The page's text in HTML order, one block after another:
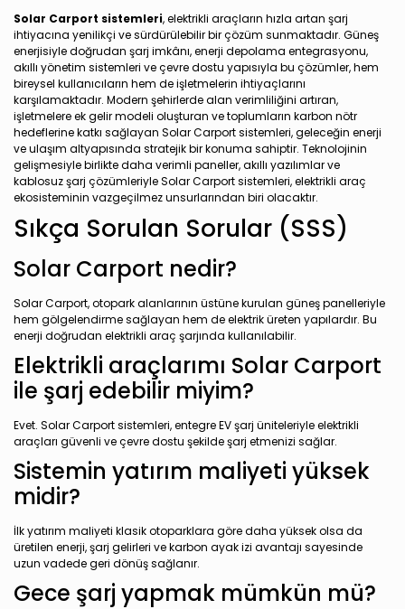
Solar Carport sistemleri, elektrikli araçların hızla artan şarj
ihtiyacına yenilikçi ve sürdürülebilir bir çözüm sunmaktadır. Güneş
enerjisiyle doğrudan şarj imkânı, enerji depolama entegrasyonu,
akıllı yönetim sistemleri ve çevre dostu yapısıyla bu çözümler, hem
bireysel kullanıcıların hem de işletmelerin ihtiyaçlarını
karşılamaktadır. Modern şehirlerde alan verimliliğini artıran,
işletmelere ek gelir modeli oluşturan ve toplumların karbon nötr
hedeflerine katkı sağlayan Solar Carport sistemleri, geleceğin enerji
ve ulaşım altyapısında stratejik bir konuma sahiptir. Teknolojinin
gelişmesiyle birlikte daha verimli paneller, akıllı yazılımlar ve
kablosuz şarj çözümleriyle Solar Carport sistemleri, elektrikli araç
ekosisteminin vazgeçilmez unsurlarından biri olacaktır.
Sıkça Sorulan Sorular (SSS)
Solar Carport nedir?
Solar Carport, otopark alanlarının üstüne kurulan güneş panelleriyle
hem gölgelendirme sağlayan hem de elektrik üreten yapılardır. Bu
enerji doğrudan elektrikli araç şarjında kullanılabilir.
Elektrikli araçlarımı Solar Carport
ile şarj edebilir miyim?
Evet. Solar Carport sistemleri, entegre EV şarj üniteleriyle elektrikli
araçları güvenli ve çevre dostu şekilde şarj etmenizi sağlar.
Sistemin yatırım maliyeti yüksek
midir?
İlk yatırım maliyeti klasik otoparklara göre daha yüksek olsa da
üretilen enerji, şarj gelirleri ve karbon ayak izi avantajı sayesinde
uzun vadede geri dönüş sağlanır.
Gece şarj yapmak mümkün mü?